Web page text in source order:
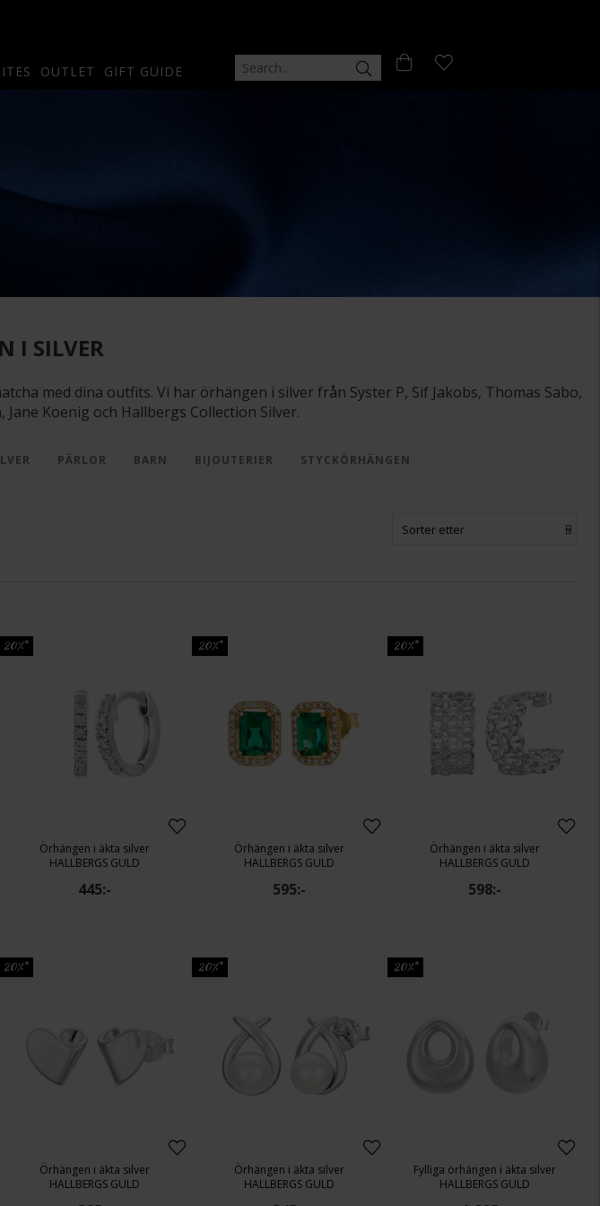
OUTLET GIFT GUIDE
I SILVER
med dina outfits. Vi har örhängen i silver från Syster P, Sif Jakobs, Thomas Sabo,
Koenig och Hallbergs Collection Silver.
PÄRLOR BARN BIJOUTERIER STYCKÖRHÄNGEN
Sorter etter
20%*
Örhängen i äkta silver
HALLBERGS GULD
445:-
20%*
Örhängen i äkta silver
HALLBERGS GULD
595:-
20%*
Örhängen i äkta silver
HALLBERGS GULD
598:-
20%*
Örhängen i äkta silver
HALLBERGS GULD
20%*
Örhängen i äkta silver
HALLBERGS GULD
20%*
Fylliga örhängen i äkta silver
HALLBERGS GULD